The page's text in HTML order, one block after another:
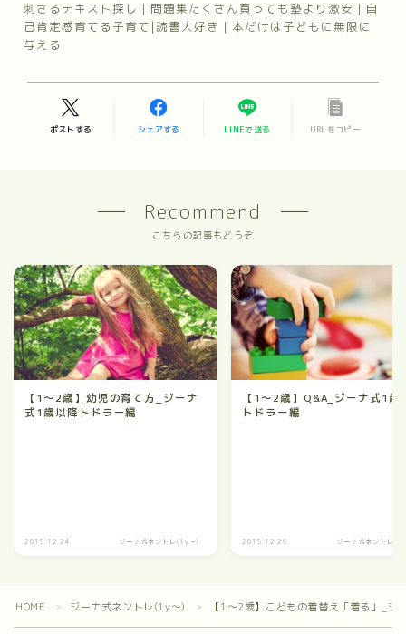
刺さるテキスト探し｜問題集たくさん買っても塾より激安｜自
己肯定感育てる子育て|読書大好き｜本だけは子どもに無限に
与える
ポストする シェアする LINEで送る URLをコピー
Recommend
こちらの記事もどうぞ
【1～2歳】幼児の育て方_ジーナ
式1歳以降トドラー編
2015.12.24 ジーナ式ネントレ(1y～)
【1～2歳】Q&A_ジーナ式1歳
トドラー編
2015.12.26 ジーナ式ネントレ
HOME ＞ ジーナ式ネントレ(1y～) ＞ 【1～2歳】こどもの着替え「着る」_ジ